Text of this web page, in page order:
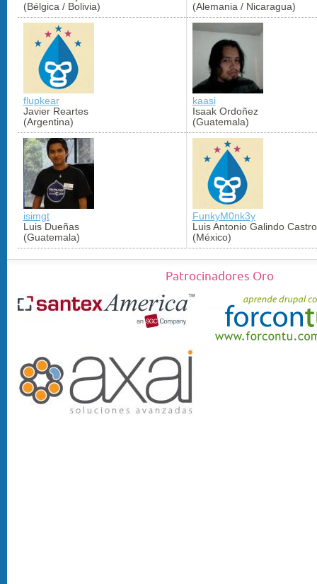
(Bélgica / Bolivia)
(Alemania / Nicaragua)
flupkear
Javier Reartes
(Argentina)
kaasi
Isaak Ordoñez
(Guatemala)
isimgt
Luis Dueñas
(Guatemala)
FunkyM0nk3y
Luis Antonio Galindo Castro
(México)
Patrocinadores Oro